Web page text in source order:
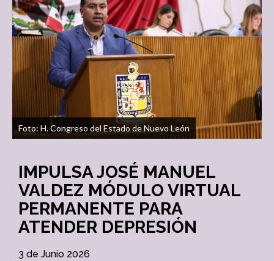
Foto: H. Congreso del Estado de Nuevo León
IMPULSA JOSÉ MANUEL
VALDEZ MÓDULO VIRTUAL
PERMANENTE PARA
ATENDER DEPRESIÓN
3 de Junio 2026